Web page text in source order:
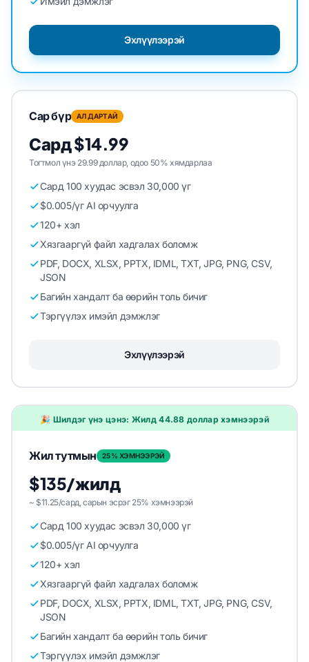
Эхлүүлээрэй
Сар бүр АЛДАРТАЙ
Сард $14.99
Тогтмол үнэ 29.99 доллар, одоо 50% хямдарлаа
Сард 100 хуудас эсвэл 30,000 үг
$0.005/үг AI орчуулга
120+ хэл
Хязгааргүй файл хадгалах боломж
PDF, DOCX, XLSX, PPTX, IDML, TXT, JPG, PNG, CSV,
JSON
Багийн хандалт ба өөрийн толь бичиг
Тэргүүлэх имэйл дэмжлэг
Эхлүүлээрэй
🎉 Шилдэг үнэ цэнэ: Жилд 44.88 доллар хэмнээрэй
Жил тутмын 25% ХЭМНЭЭРЭЙ
$135/жилд
~ $11.25/сард, сарын эсрэг 25% хэмнээрэй
Сард 100 хуудас эсвэл 30,000 үг
$0.005/үг AI орчуулга
120+ хэл
Хязгааргүй файл хадгалах боломж
PDF, DOCX, XLSX, PPTX, IDML, TXT, JPG, PNG, CSV,
JSON
Багийн хандалт ба өөрийн толь бичиг
Тэргүүлэх имэйл дэмжлэг